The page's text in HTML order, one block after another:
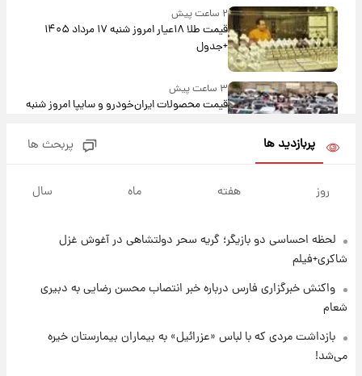
۲ ساعت پیش
قیمت طلا ۱۸عیار امروز شنبه ۱۷ مرداد ۱۴۰۵
+جدول
۳ ساعت پیش
قیمت محصولات ایران‌خودرو و سایپا امروز شنبه
شنبه ۱۷ مرداد ۱۴۰۵
۱۷ ساعت پیش
تصاویر کمتر دیده‌شده از شهیدان حاجی‌زاده و
باقری؛ فرماندهان شهید هوافضای ایران
پربازدید ها پربحث ها
روز هفته ماه سال
لحظه احساسی دو بازیگر؛ گریه سحر دولتشاهی در آغوش غزل
شاکری+فیلم
واکنش خبرگزاری فارس درباره خبر انتصاب محسن رضایی به دبیری
شعام
بازداشت مردی که با لباس «عزرائیل» به بیماران بیمارستان خیره
می‌شد!